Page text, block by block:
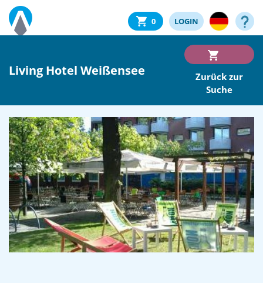
0 LOGIN
Living Hotel Weißensee
Zurück zur
Suche